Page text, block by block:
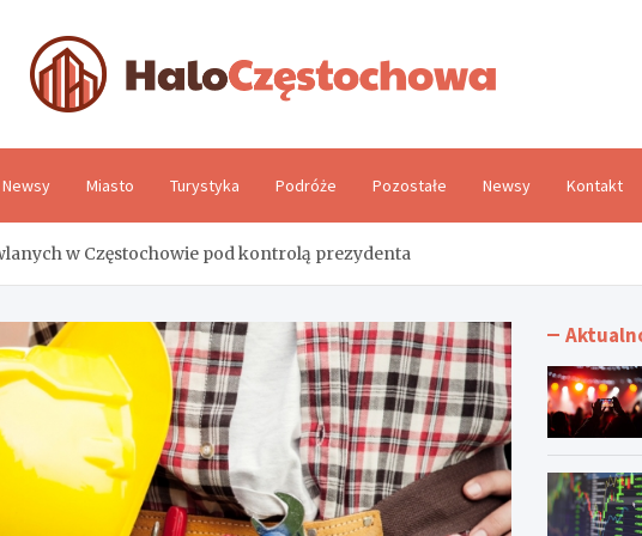
Newsy Miasto Turystyka Podróże Pozostałe Newsy Kontakt
w Częstochowie pod kontrolą prezydenta